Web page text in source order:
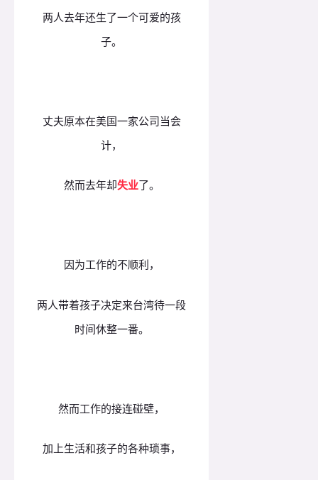
两人去年还生了一个可爱的孩
子。
丈夫原本在美国一家公司当会
计，
然而去年却失业了。
因为工作的不顺利，
两人带着孩子决定来台湾待一段
时间休整一番。
然而工作的接连碰壁，
加上生活和孩子的各种琐事，